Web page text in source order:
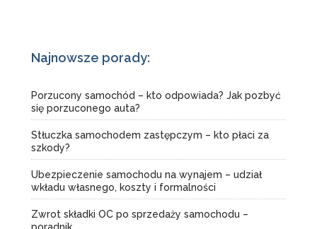
Najnowsze porady:
Porzucony samochód – kto odpowiada? Jak pozbyć
się porzuconego auta?
Stłuczka samochodem zastępczym – kto płaci za
szkody?
Ubezpieczenie samochodu na wynajem – udział
wkładu własnego, koszty i formalności
Zwrot składki OC po sprzedaży samochodu –
poradnik